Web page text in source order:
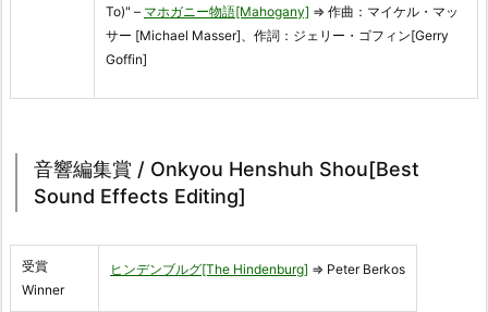
To)" – マホガニー物語[Mahogany] ⇒ 作曲：マイケル・マッ
サー [Michael Masser]、作詞：ジェリー・ゴフィン[Gerry
Goffin]
音響編集賞 / Onkyou Henshuh Shou[Best
Sound Effects Editing]
受賞
Winner
ヒンデンブルグ[The Hindenburg] ⇒ Peter Berkos